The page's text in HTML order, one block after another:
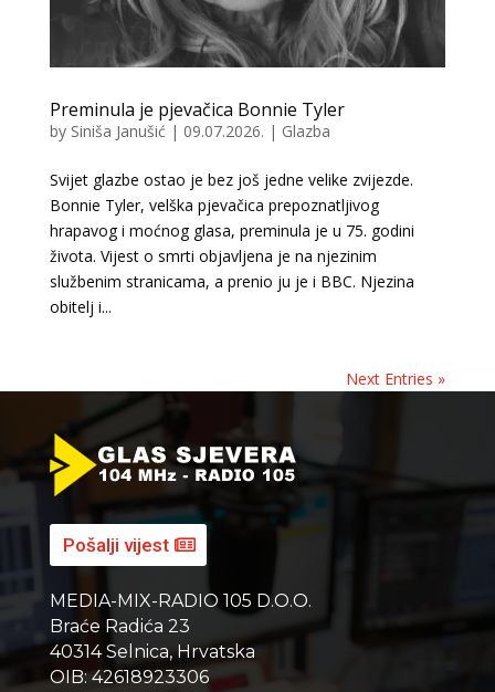
Preminula je pjevačica Bonnie Tyler
by Siniša Janušić | 09.07.2026. | Glazba
Svijet glazbe ostao je bez još jedne velike zvijezde.
Bonnie Tyler, velška pjevačica prepoznatljivog
hrapavog i moćnog glasa, preminula je u 75. godini
života. Vijest o smrti objavljena je na njezinim
službenim stranicama, a prenio ju je i BBC. Njezina
obitelj i...
Next Entries »
Pošalji vijest
MEDIA-MIX-RADIO 105 D.O.O.
Braće Radića 23
40314 Selnica, Hrvatska
OIB: 42618923306